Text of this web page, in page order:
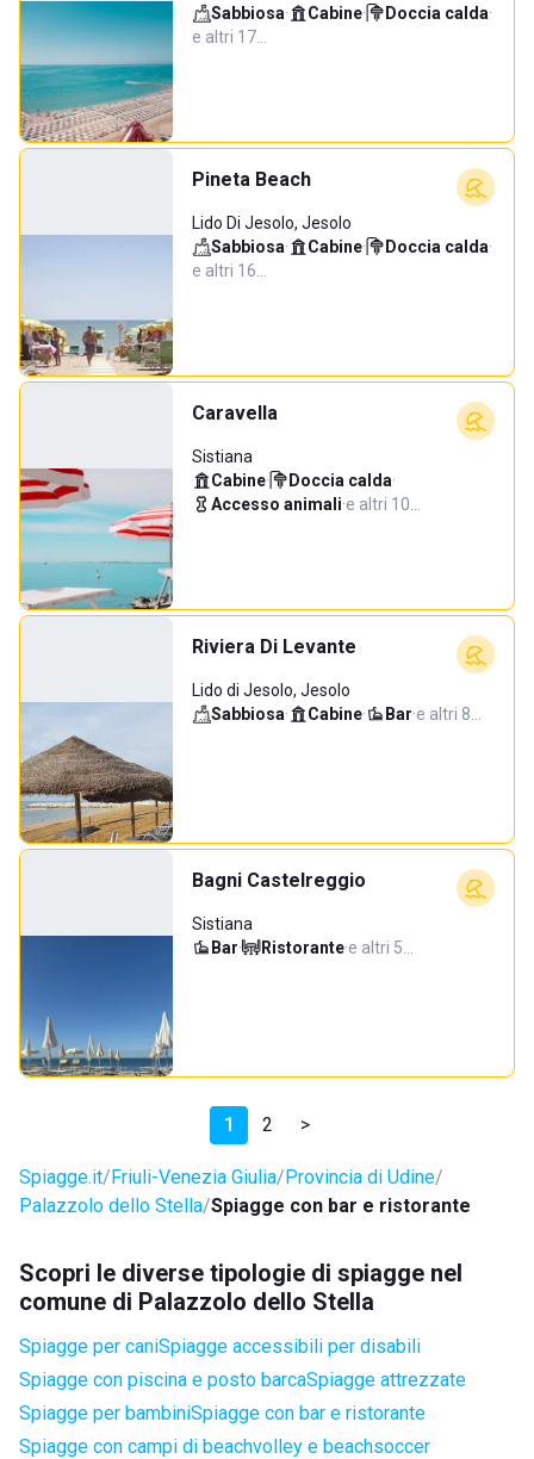
Sabbiosa· Cabine· Doccia calda·
e altri 17…
Pineta Beach
Lido Di Jesolo, Jesolo
Sabbiosa· Cabine· Doccia calda·
e altri 16…
Caravella
Sistiana
Cabine· Doccia calda·
Accesso animali·e altri 10…
Riviera Di Levante
Lido di Jesolo, Jesolo
Sabbiosa· Cabine· Bar·e altri 8…
Bagni Castelreggio
Sistiana
Bar· Ristorante·e altri 5…
1 2 >
Spiagge.it Friuli-Venezia Giulia Provincia di Udine
Palazzolo dello Stella Spiagge con bar e ristorante
Scopri le diverse tipologie di spiagge nel
comune di Palazzolo dello Stella
Spiagge per caniSpiagge accessibili per disabili
Spiagge con piscina e posto barcaSpiagge attrezzate
Spiagge per bambiniSpiagge con bar e ristorante
Spiagge con campi di beachvolley e beachsoccer